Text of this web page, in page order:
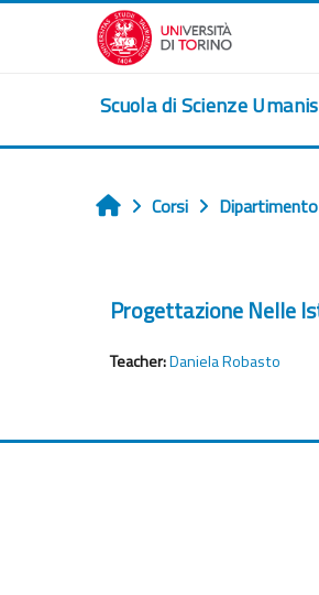
Vai al contenuto principale
Scuola di Scienze
Home
Corsi
Progettazione Nelle
Teacher:Daniela Robasto